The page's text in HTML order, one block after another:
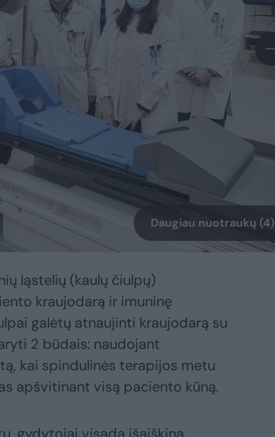
Daugiau nuotraukų (4)
ląstelių (kaulų čiulpų)
kraujodarą ir imuninę
galėtų atnaujinti kraujodarą su
2 būdais: naudojant
kai spindulinės terapijos metu
apšvitinant visą paciento kūną.